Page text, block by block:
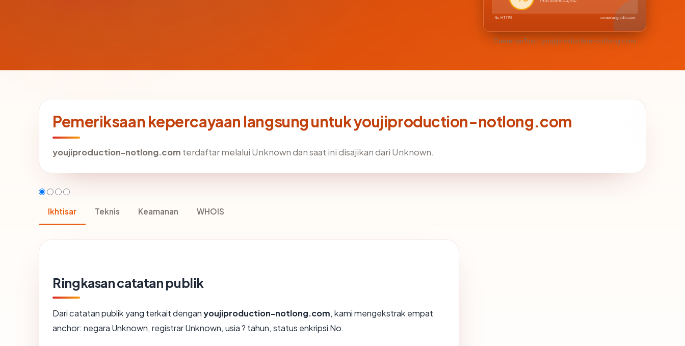
CemerlanTrust · youjiproduction-notlong.com
Pemeriksaan kepercayaan langsung untuk youjiproduction-notlong.com
youjiproduction-notlong.com terdaftar melalui Unknown dan saat ini disajikan dari Unknown.
Ikhtisar Teknis Keamanan WHOIS
Ringkasan catatan publik
Dari catatan publik yang terkait denganyoujiproduction-notlong.com, kami mengekstrak empat
anchor: negara Unknown, registrar Unknown, usia ? tahun, status enkripsi No.